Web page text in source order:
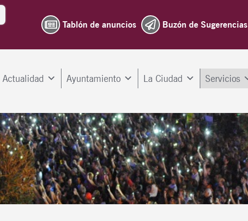
Tablón de anuncios Buzón de Sugerencias
Actualidad Ayuntamiento La Ciudad Servicios